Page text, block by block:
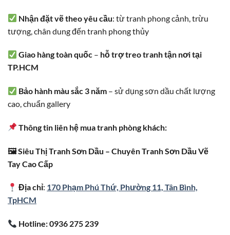
Nhận đặt vẽ theo yêu cầu: từ tranh phong cảnh, trừu
tượng, chân dung đến tranh phong thủy
Giao hàng toàn quốc – hỗ trợ treo tranh tận nơi tại
TP.HCM
Bảo hành màu sắc 3 năm – sử dụng sơn dầu chất lượng
cao, chuẩn gallery
Thông tin liên hệ mua tranh phòng khách:
🖼 Siêu Thị Tranh Sơn Dầu – Chuyên Tranh Sơn Dầu Vẽ
Tay Cao Cấp
Địa chỉ: 170 Phạm Phú Thứ, Phường 11, Tân Bình,
TpHCM
Hotline: 0936 275 239